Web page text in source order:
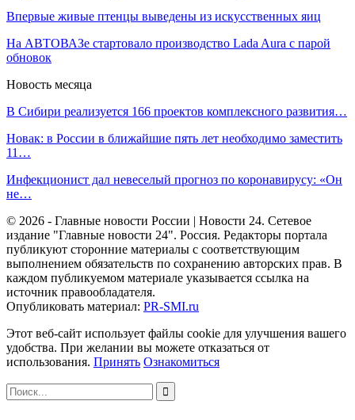
Впервые живые птенцы выведены из искусственных яиц
На АВТОВАЗе стартовало производство Lada Aura с парой
обновок
Новость месяца
В Сибири реализуется 166 проектов комплексного развития…
Новак: в России в ближайшие пять лет необходимо заместить
11…
Инфекционист дал невеселый прогноз по коронавирусу: «Он
не…
© 2026 - Главные новости России | Новости 24. Сетевое
издание "Главные новости 24". Россия. Редакторы портала
публикуют сторонние материалы с соответствующим
выполнением обязательств по сохранению авторских прав. В
каждом публикуемом материале указывается ссылка на
источник правообладателя.
Опубликовать материал: PR-SMI.ru
Этот веб-сайт использует файлы cookie для улучшения вашего
удобства. При желании вы можете отказаться от
использования. Принять Ознакомиться